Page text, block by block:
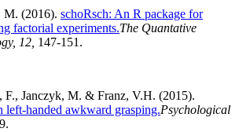
M. (2016). schoRsch: An R package for
factorial experiments.The Quantative
12, 147-151.
F., Janczyk, M. & Franz, V.H. (2015).
left-handed awkward grasping.Psychological